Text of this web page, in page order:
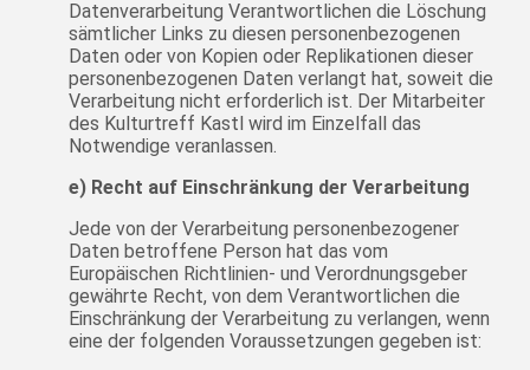
Datenverarbeitung Verantwortlichen die Löschung
sämtlicher Links zu diesen personenbezogenen
Daten oder von Kopien oder Replikationen dieser
personenbezogenen Daten verlangt hat, soweit die
Verarbeitung nicht erforderlich ist. Der Mitarbeiter
des Kulturtreff Kastl wird im Einzelfall das
Notwendige veranlassen.
e) Recht auf Einschränkung der Verarbeitung
Jede von der Verarbeitung personenbezogener
Daten betroffene Person hat das vom
Europäischen Richtlinien- und Verordnungsgeber
gewährte Recht, von dem Verantwortlichen die
Einschränkung der Verarbeitung zu verlangen, wenn
eine der folgenden Voraussetzungen gegeben ist: